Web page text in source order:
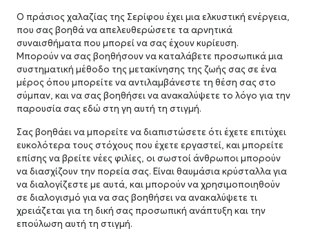
Ο πράσιος χαλαζίας της Σερίφου έχει μια ελκυστική ενέργεια,
που σας βοηθά να απελευθερώσετε τα αρνητικά
συναισθήματα που μπορεί να σας έχουν κυρίευση.
Μπορούν να σας βοηθήσουν να καταλάβετε προσωπικά μια
συστηματική μέθοδο της μετακίνησης της ζωής σας σε ένα
μέρος όπου μπορείτε να αντιλαμβάνεστε τη θέση σας στο
σύμπαν, και να σας βοηθήσει να ανακαλύψετε το λόγο για την
παρουσία σας εδώ στη γη αυτή τη στιγμή.
Σας βοηθάει να μπορείτε να διαπιστώσετε ότι έχετε επιτύχει
ευκολότερα τους στόχους που έχετε εργαστεί, και μπορείτε
επίσης να βρείτε νέες φιλίες, οι σωστοί άνθρωποι μπορούν
να διασχίζουν την πορεία σας. Είναι θαυμάσια κρύσταλλα για
να διαλογίζεστε με αυτά, και μπορούν να χρησιμοποιηθούν
σε διαλογισμό για να σας βοηθήσει να ανακαλύψετε τι
χρειάζεται για τη δική σας προσωπική ανάπτυξη και την
επούλωση αυτή τη στιγμή.